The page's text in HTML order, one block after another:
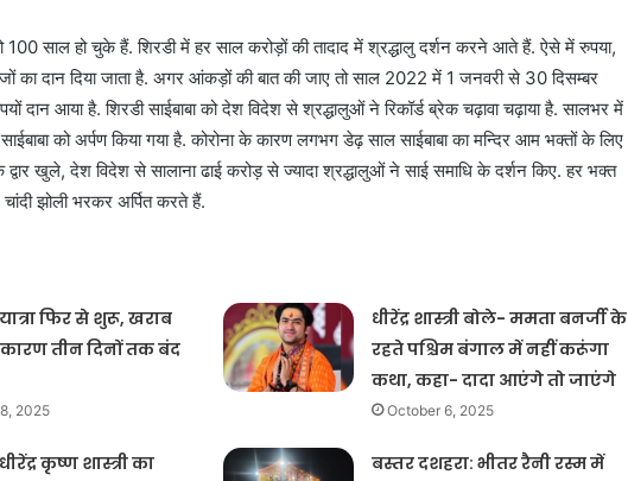
100 साल हो चुके हैं. शिरडी में हर साल करोड़ों की तादाद में श्रद्धालु दर्शन करने आते हैं. ऐसे में रुपया,
का दान दिया जाता है. अगर आंकड़ों की बात की जाए तो साल 2022 में 1 जनवरी से 30 दिसम्बर
आया है. शिरडी साईबाबा को देश विदेश से श्रद्धालुओं ने रिकॉर्ड ब्रेक चढ़ावा चढ़ाया है. सालभर में
को अर्पण किया गया है. कोरोना के कारण लगभग डेढ़ साल साईबाबा का मन्दिर आम भक्तों के लिए
द्वार खुले, देश विदेश से सालाना ढाई करोड़ से ज्यादा श्रद्धालुओं ने साई समाधि के दर्शन किए. हर भक्त
झोली भरकर अर्पित करते हैं.
फिर से शुरू, खराब
तीन दिनों तक बंद
2025
धीरेंद्र शास्त्री बोले- ममता बनर्जी के
रहते पश्चिम बंगाल में नहीं करूंगा
कथा, कहा- दादा आएंगे तो जाएंगे
October 6, 2025
कृष्ण शास्त्री का
बस्तर दशहरा: भीतर रैनी रस्म में